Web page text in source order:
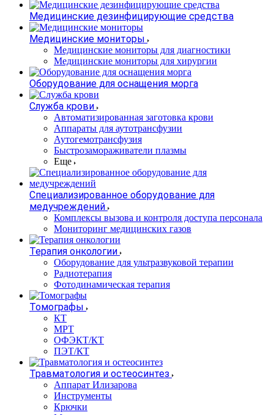
Медицинские дезинфицирующие средства
Медицинские мониторы
Медицинские мониторы для диагностики
Медицинские мониторы для хирургии
Оборудование для оснащения морга
Служба крови
Автоматизированная заготовка крови
Аппараты для аутотрансфузии
Аутогемотрансфузия
Быстрозамораживатели плазмы
Еще
Специализированное оборудование для
медучреждений
Комплексы вызова и контроля доступа персонала
Мониторинг медицинских газов
Терапия онкологии
Оборудование для ультразвуковой терапии
Радиотерапия
Фотодинамическая терапия
Томографы
КТ
МРТ
ОФЭКТ/КТ
ПЭТ/КТ
Травматология и остеосинтез
Аппарат Илизарова
Инструменты
Крючки